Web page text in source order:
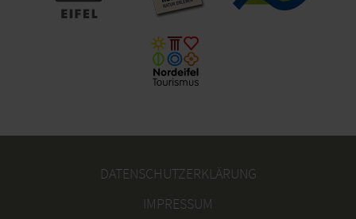
DATENSCHUTZERKLÄRUNG
IMPRESSUM